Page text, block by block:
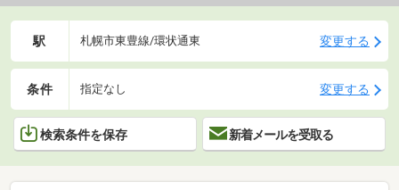
駅 札幌市東豊線/環状通東 変更する
条件 指定なし 変更する
検索条件を保存 新着メールを受取る